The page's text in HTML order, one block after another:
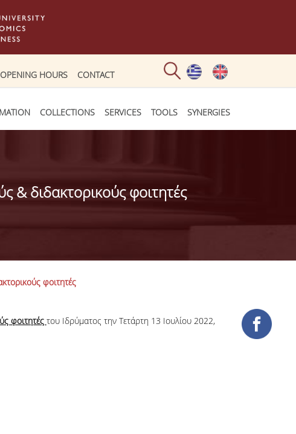
OPENING HOURS CONTACT
COLLECTIONS SERVICES TOOLS SYNERGIES
& διδακτορικούς φοιτητές
φοιτητές
φοιτητές του Ιδρύματος την Τετάρτη 13 Ιουλίου 2022,